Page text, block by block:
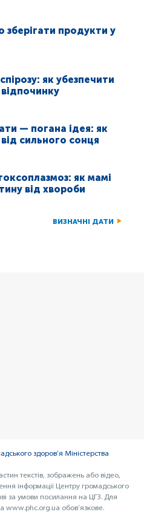
зберігати продукти у
як убезпечити
— погана ідея: як
сильного сонця
як мамі
від хвороби
ВИЗНАЧНІ ДАТИ
здоров’я Міністерства
текстів, зображень або відео,
інформації Центру громадського
за умови посилання на ЦГЗ. Для
www.phc.org.ua обов’язкове.